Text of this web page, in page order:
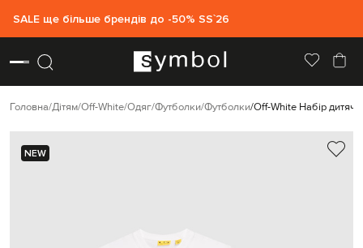
SALE ще більше брендів до -50% SS`26
Головна Дітям Off-White Одяг Футболки Футболки Off-White Набір
NEW